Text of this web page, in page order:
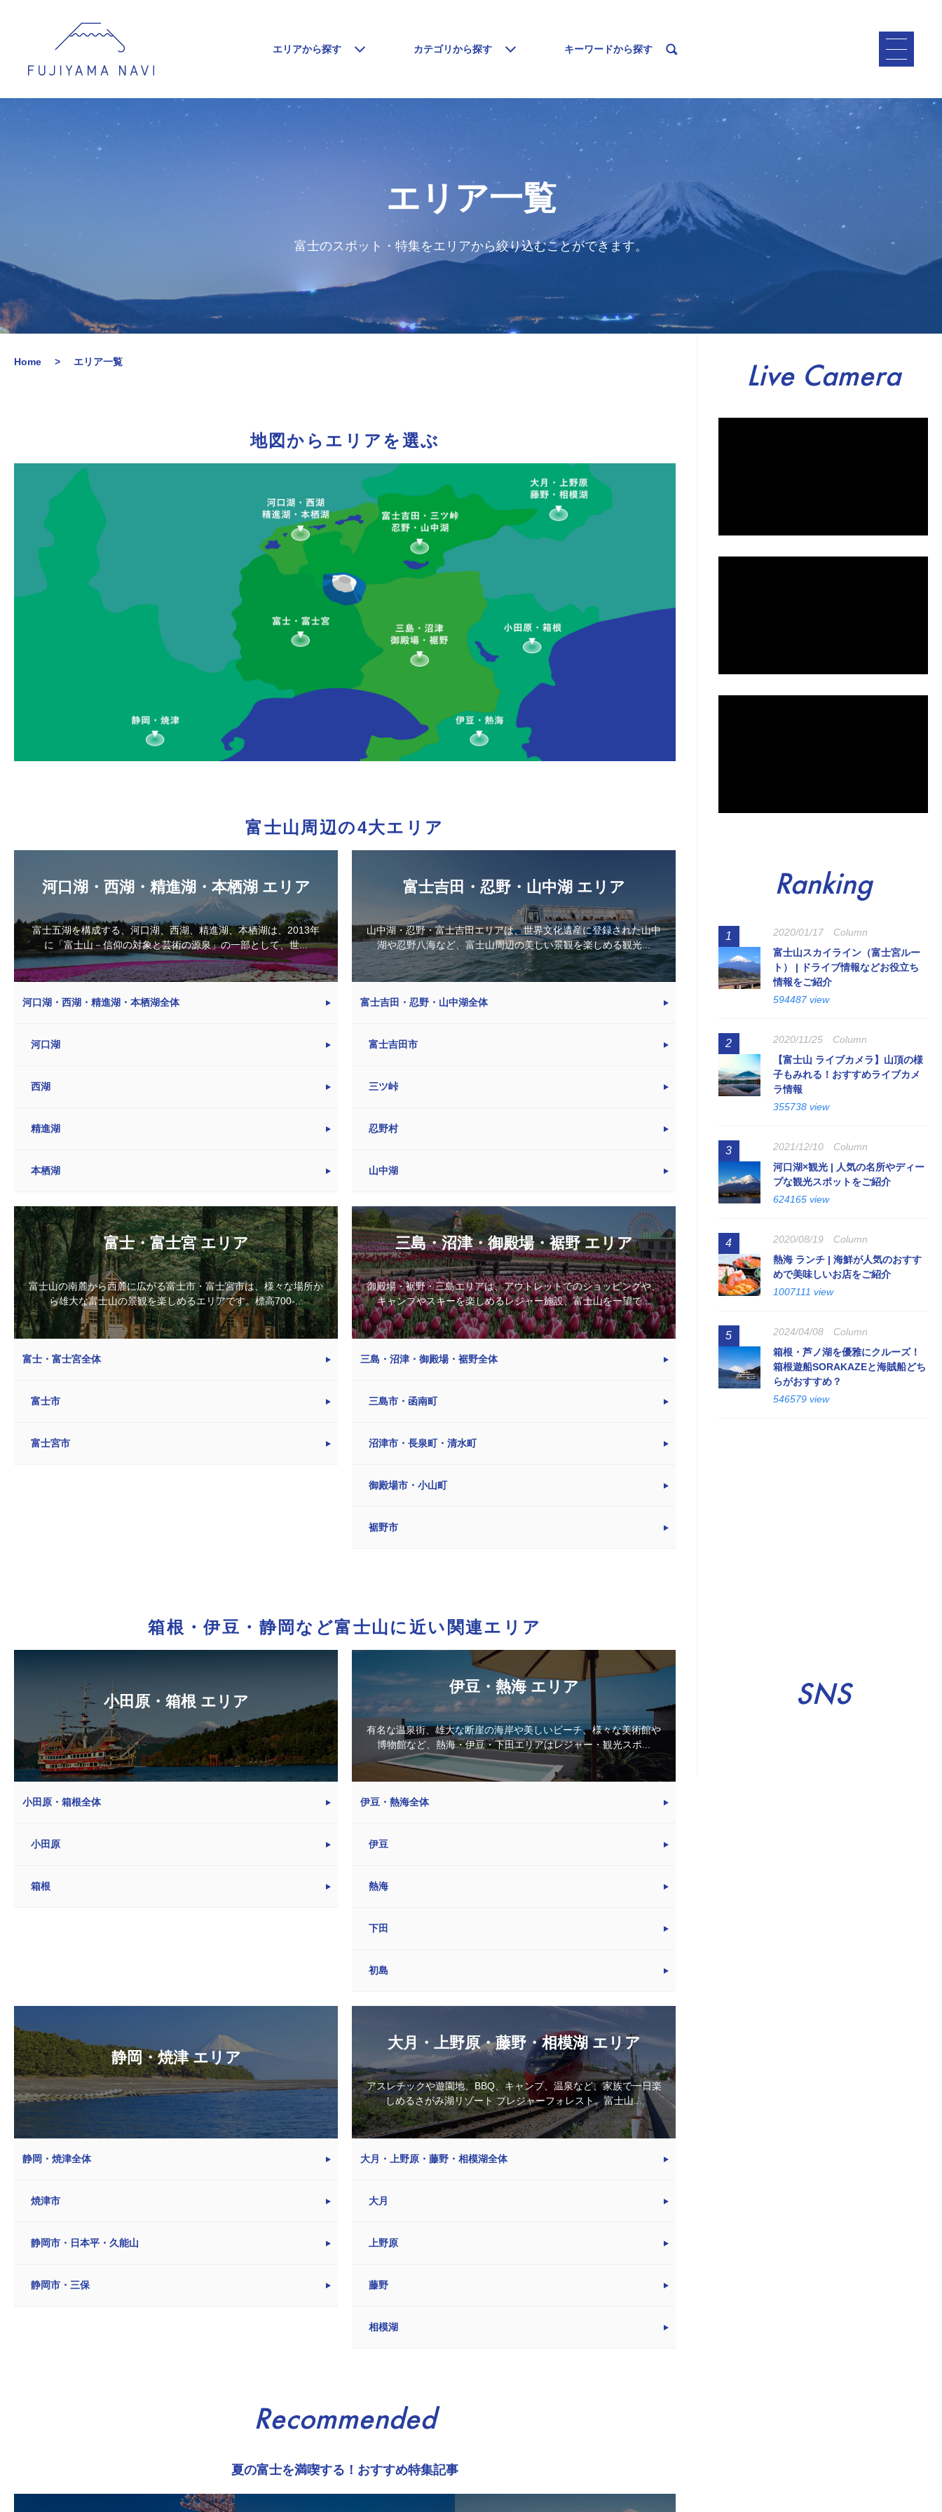
エリアから探す カテゴリから探す キーワードから探す
エリア一覧
富士のスポット・特集をエリアから絞り込むことができます。
Home エリア一覧
地図からエリアを選ぶ
富士山周辺の4大エリア
河口湖・西湖・精進湖・本栖湖 エリア
富士五湖を構成する、河口湖、西湖、精進湖、本栖湖は、2013年
に「富士山－信仰の対象と芸術の源泉」の一部として、世...
河口湖・西湖・精進湖・本栖湖全体
河口湖
西湖
精進湖
本栖湖
富士吉田・忍野・山中湖 エリア
山中湖・忍野・富士吉田エリアは、世界文化遺産に登録された山中
湖や忍野八海など、富士山周辺の美しい景観を楽しめる観光...
富士吉田・忍野・山中湖全体
富士吉田市
三ツ峠
忍野村
山中湖
富士・富士宮 エリア
富士山の南麓から西麓に広がる富士市・富士宮市は、様々な場所か
ら雄大な富士山の景観を楽しめるエリアです。標高700-...
富士・富士宮全体
富士市
富士宮市
三島・沼津・御殿場・裾野 エリア
御殿場・裾野・三島エリアは、アウトレットでのショッピングや、
キャンプやスキーを楽しめるレジャー施設、富士山を一望で...
三島・沼津・御殿場・裾野全体
三島市・函南町
沼津市・長泉町・清水町
御殿場市・小山町
裾野市
箱根・伊豆・静岡など富士山に近い関連エリア
小田原・箱根 エリア
小田原・箱根全体
小田原
箱根
伊豆・熱海 エリア
有名な温泉街、雄大な断崖の海岸や美しいビーチ、様々な美術館や
博物館など、熱海・伊豆・下田エリアはレジャー・観光スポ...
伊豆・熱海全体
伊豆
熱海
下田
初島
静岡・焼津 エリア
静岡・焼津全体
焼津市
静岡市・日本平・久能山
静岡市・三保
大月・上野原・藤野・相模湖 エリア
アスレチックや遊園地、BBQ、キャンプ、温泉など、家族で一日楽
しめるさがみ湖リゾート プレジャーフォレスト。富士山...
大月・上野原・藤野・相模湖全体
大月
上野原
藤野
相模湖
Recommended
夏の富士を満喫する！おすすめ特集記事
Live Camera
Ranking
1 2020/01/17
Column
富士山スカイライン（富士宮ルー
ト） | ドライブ情報などお役立ち
情報をご紹介
594487 view
2 2020/11/25
Column
【富士山 ライブカメラ】山頂の様
子もみれる！おすすめライブカメ
ラ情報
355738 view
3 2021/12/10
Column
河口湖×観光 | 人気の名所やディー
プな観光スポットをご紹介
624165 view
4 2020/08/19
Column
熱海 ランチ | 海鮮が人気のおすす
めで美味しいお店をご紹介
1007111 view
5 2024/04/08
Column
箱根・芦ノ湖を優雅にクルーズ！
箱根遊船SORAKAZEと海賊船どち
らがおすすめ？
546579 view
SNS